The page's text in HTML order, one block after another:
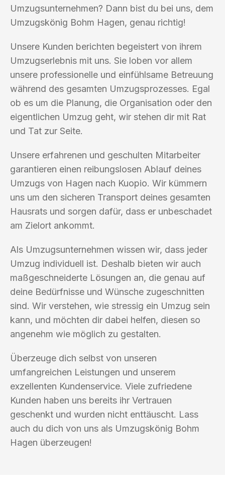
Umzugsunternehmen? Dann bist du bei uns, dem
Umzugskönig Bohm Hagen, genau richtig!
Unsere Kunden berichten begeistert von ihrem
Umzugserlebnis mit uns. Sie loben vor allem
unsere professionelle und einfühlsame Betreuung
während des gesamten Umzugsprozesses. Egal
ob es um die Planung, die Organisation oder den
eigentlichen Umzug geht, wir stehen dir mit Rat
und Tat zur Seite.
Unsere erfahrenen und geschulten Mitarbeiter
garantieren einen reibungslosen Ablauf deines
Umzugs von Hagen nach Kuopio. Wir kümmern
uns um den sicheren Transport deines gesamten
Hausrats und sorgen dafür, dass er unbeschadet
am Zielort ankommt.
Als Umzugsunternehmen wissen wir, dass jeder
Umzug individuell ist. Deshalb bieten wir auch
maßgeschneiderte Lösungen an, die genau auf
deine Bedürfnisse und Wünsche zugeschnitten
sind. Wir verstehen, wie stressig ein Umzug sein
kann, und möchten dir dabei helfen, diesen so
angenehm wie möglich zu gestalten.
Überzeuge dich selbst von unseren
umfangreichen Leistungen und unserem
exzellenten Kundenservice. Viele zufriedene
Kunden haben uns bereits ihr Vertrauen
geschenkt und wurden nicht enttäuscht. Lass
auch du dich von uns als Umzugskönig Bohm
Hagen überzeugen!